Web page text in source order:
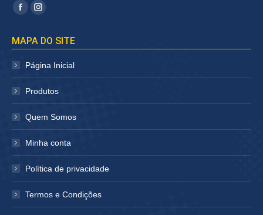
Encontre-nos em:
Facebook
abre
em
janela
Instagram
abre
janela
MAPA DO SITE
Página Inicial
Produtos
Quem Somos
Minha conta
Política de privacidade
Termos e Condições